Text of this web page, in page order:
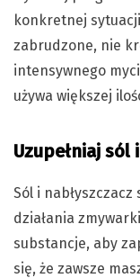
konkretnej
zabrudzone, nie
intensywnego
używa większej
Uzupełniaj sól
Sól i
działania
substancje, aby
się, że zawsze